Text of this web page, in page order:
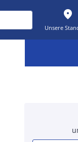
place
Unsere